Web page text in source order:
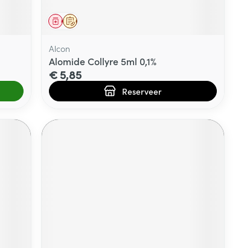
Op voorschrift
Geneesmiddel
Alcon
Alomide Collyre 5ml 0,1%
€ 5,85
Reserveer